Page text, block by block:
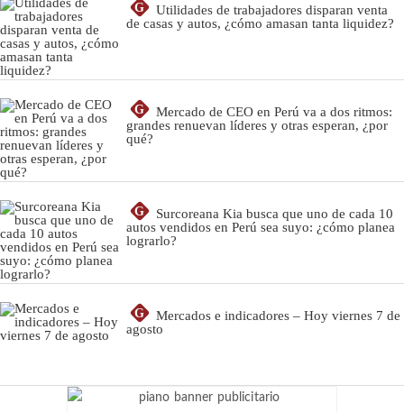
G
Utilidades de trabajadores disparan venta
de casas y autos, ¿cómo amasan tanta liquidez?
G
Mercado de CEO en Perú va a dos ritmos:
grandes renuevan líderes y otras esperan, ¿por
qué?
G
Surcoreana Kia busca que uno de cada 10
autos vendidos en Perú sea suyo: ¿cómo planea
lograrlo?
G
Mercados e indicadores – Hoy viernes 7 de
agosto